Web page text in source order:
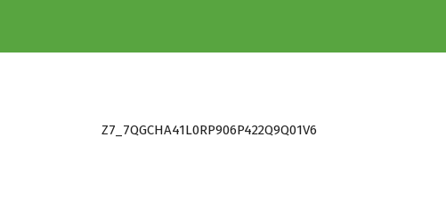
Z7_7QGCHA41L0RP906P422Q9Q01V6